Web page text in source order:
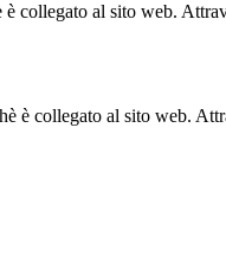
collegato al sito web.
è collegato al sito web.